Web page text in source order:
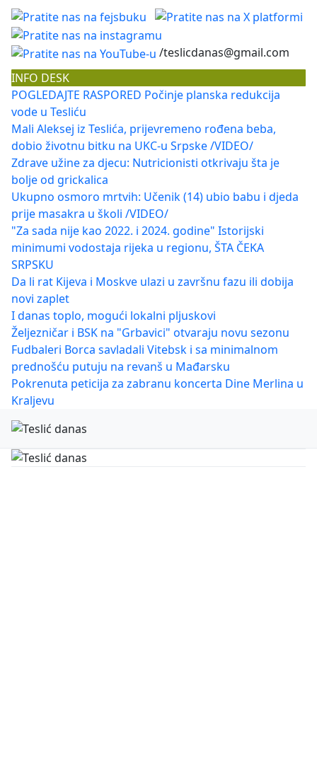
/teslicdanas@gmail.com
INFO DESK
POGLEDAJTE RASPORED Počinje planska redukcija
vode u Tesliću
Mali Aleksej iz Teslića, prijevremeno rođena beba,
dobio životnu bitku na UKC-u Srpske /VIDEO/
Zdrave užine za djecu: Nutricionisti otkrivaju šta je
bolje od grickalica
Ukupno osmoro mrtvih: Učenik (14) ubio babu i djeda
prije masakra u školi /VIDEO/
"Za sada nije kao 2022. i 2024. godine" Istorijski
minimumi vodostaja rijeka u regionu, ŠTA ČEKA
SRPSKU
Da li rat Kijeva i Moskve ulazi u završnu fazu ili dobija
novi zaplet
I danas toplo, mogući lokalni pljuskovi
Željezničar i BSK na "Grbavici" otvaraju novu sezonu
Fudbaleri Borca savladali Vitebsk i sa minimalnom
prednošću putuju na revanš u Mađarsku
Pokrenuta peticija za zabranu koncerta Dine Merlina u
Kraljevu